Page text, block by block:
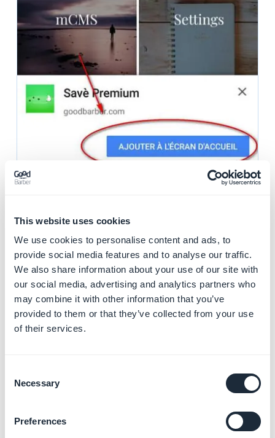
This website uses cookies
We use cookies to personalise content and ads, to
provide social media features and to analyse our traffic.
We also share information about your use of our site with
our social media, advertising and analytics partners who
may combine it with other information that you’ve
provided to them or that they’ve collected from your use
of their services.
Selection
Necessary
Preferences
2. iOS
2/ Naviguez sur l'url de la PWA dont vous souhaitez
ajouter le raccourci.
3/ Appuyez sur l’icône de partage en bas de votre
écran, elle est représentée par un carré avec une flèche
vers le haut.
4/ Les options de partage vont s'afficher, sélectionner